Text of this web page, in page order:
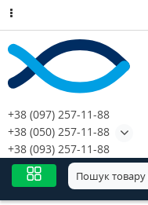
+38 (097) 257-11-88
+38 (050) 257-11-88
+38 (093) 257-11-88